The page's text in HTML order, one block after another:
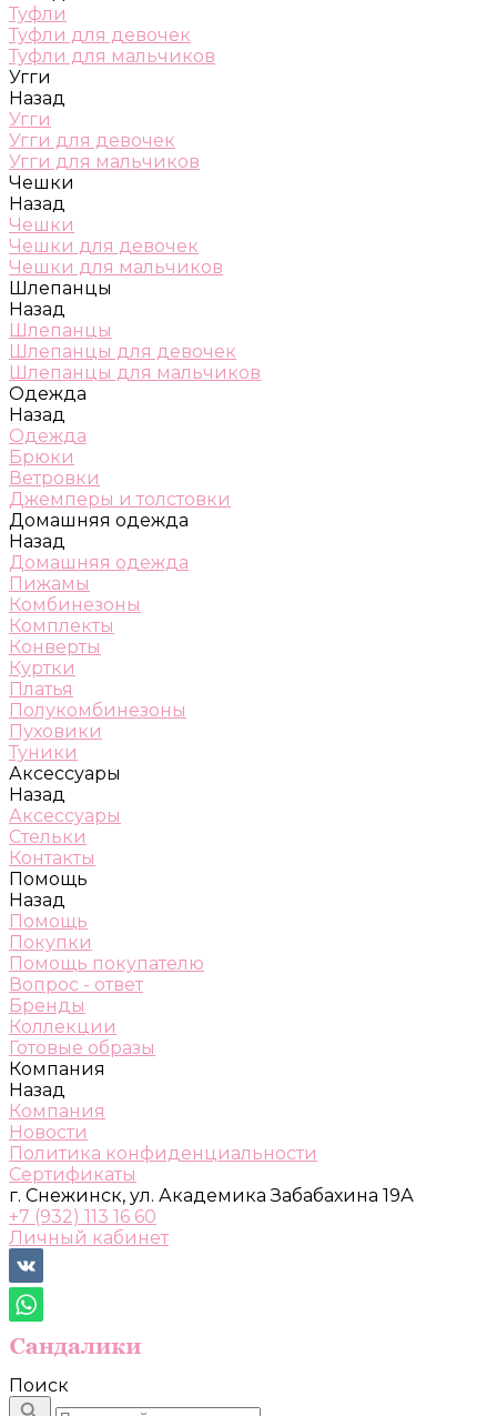
Туфли
Туфли для девочек
Туфли для мальчиков
Угги
Назад
Угги
Угги для девочек
Угги для мальчиков
Чешки
Назад
Чешки
Чешки для девочек
Чешки для мальчиков
Шлепанцы
Назад
Шлепанцы
Шлепанцы для девочек
Шлепанцы для мальчиков
Одежда
Назад
Одежда
Брюки
Ветровки
Джемперы и толстовки
Домашняя одежда
Назад
Домашняя одежда
Пижамы
Комбинезоны
Комплекты
Конверты
Куртки
Платья
Полукомбинезоны
Пуховики
Туники
Аксессуары
Назад
Аксессуары
Стельки
Контакты
Помощь
Назад
Помощь
Покупки
Помощь покупателю
Вопрос - ответ
Бренды
Коллекции
Готовые образы
Компания
Назад
Компания
Новости
Политика конфиденциальности
Сертификаты
г. Снежинск, ул. Академика Забабахина 19А
+7 (932) 113 16 60
Личный кабинет
Поиск